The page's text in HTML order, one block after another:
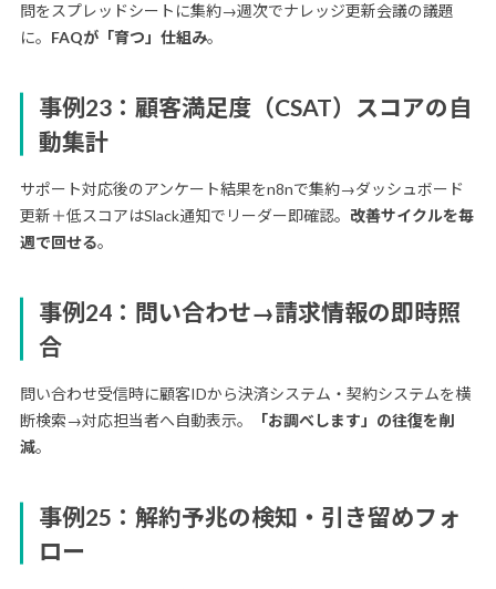
問をスプレッドシートに集約→週次でナレッジ更新会議の議題
に。 FAQが「育つ」仕組み。
事例23：顧客満足度（CSAT）スコアの自
動集計
サポート対応後のアンケート結果をn8nで集約→ダッシュボード
更新＋低スコアはSlack通知でリーダー即確認。 改善サイクルを毎
週で回せる。
事例24：問い合わせ→請求情報の即時照
合
問い合わせ受信時に顧客IDから決済システム・契約システムを横
断検索→対応担当者へ自動表示。
「お調べします」の往復を削
減。
事例25：解約予兆の検知・引き留めフォ
ロー